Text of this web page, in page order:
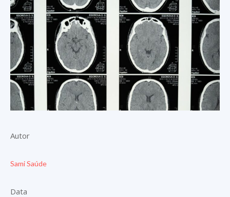
Autor
Sami Saúde
Data